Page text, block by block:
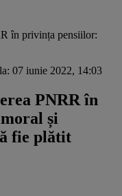
în privința pensiilor:
07 iunie 2022, 14:03
PNRR în
și
fie plătit